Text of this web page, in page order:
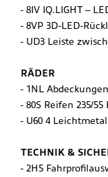
8IV IQ.LIGHT –
8VP 3D-LED-
UD3 Leiste
RÄDER
1NL
80S Reifen 235/
U60 4
TECHNIK &
2H5